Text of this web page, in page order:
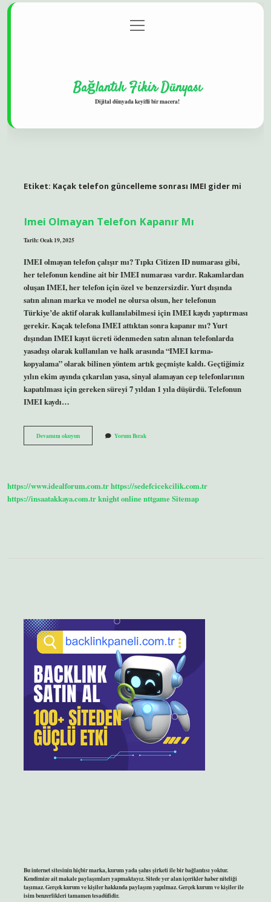
Gizlilik Politikası
menüyü
aç
Bağlantılı Fikir Dünyası
Dijital dünyada keyifli bir macera!
Etiket: Kaçak telefon güncelleme sonrası IMEI gider mi
Imei Olmayan Telefon Kapanır Mı
Tarih: Ocak 19, 2025
IMEI olmayan telefon çalışır mı? Tıpkı Citizen ID numarası gibi,
her telefonun kendine ait bir IMEI numarası vardır. Rakamlardan
oluşan IMEI, her telefon için özel ve benzersizdir. Yurt dışında
satın alınan marka ve model ne olursa olsun, her telefonun
Türkiye’de aktif olarak kullanılabilmesi için IMEI kaydı yaptırması
gerekir. Kaçak telefona IMEI attıktan sonra kapanır mı? Yurt
dışından IMEI kayıt ücreti ödenmeden satın alınan telefonlarda
yasadışı olarak kullanılan ve halk arasında “IMEI kırma-
kopyalama” olarak bilinen yöntem artık geçmişte kaldı. Geçtiğimiz
yılın ekim ayında çıkarılan yasa, sinyal alamayan cep telefonlarının
kapatılması için gereken süreyi 7 yıldan 1 yıla düşürdü. Telefonun
IMEI kaydı…
Devamını okuyunImei
Olmayan
Yorum Bırak
https://www.idealforum.com.trhttps://sedefcicekcilik.com.tr
https://insaatakkaya.com.trknight onlinenttgameSitemap
Bu internet sitesinin hiçbir marka, kurum yada şahıs şirketi ile bir bağlantısı yoktur.
Kendimize ait makale paylaşımları yapmaktayız. Sitede yer alan içerikler haber niteliği
taşımaz. Gerçek kurum ve kişiler hakkında paylaşım yapılmaz. Gerçek kurum ve kişiler ile
isim benzerlikleri tamamen tesadüfidir.